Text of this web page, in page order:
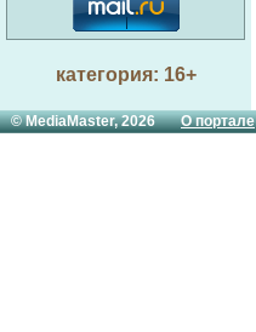
категория: 16+
© MediaMaster, 2026О портале